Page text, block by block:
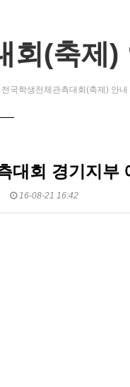
회(축제)
전국학생천체관측대회(축제) 안내
대회 경기지부
16-08-21 16:42